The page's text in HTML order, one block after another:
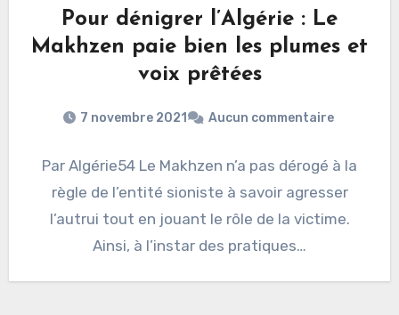
Pour dénigrer l’Algérie : Le
Makhzen paie bien les plumes et
voix prêtées
7 novembre 2021 Aucun commentaire
Par Algérie54 Le Makhzen n’a pas dérogé à la
règle de l’entité sioniste à savoir agresser
l’autrui tout en jouant le rôle de la victime.
Ainsi, à l’instar des pratiques…